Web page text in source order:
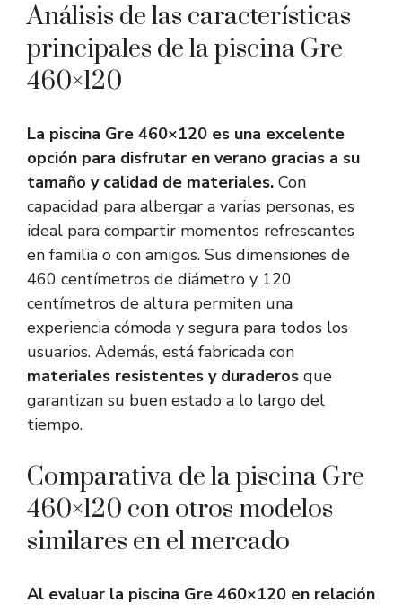
Análisis de las características
principales de la piscina Gre
460×120
La piscina Gre 460×120 es una excelente
opción para disfrutar en verano gracias a su
tamaño y calidad de materiales. Con
capacidad para albergar a varias personas, es
ideal para compartir momentos refrescantes
en familia o con amigos. Sus dimensiones de
460 centímetros de diámetro y 120
centímetros de altura permiten una
experiencia cómoda y segura para todos los
usuarios. Además, está fabricada con
materiales resistentes y duraderos que
garantizan su buen estado a lo largo del
tiempo.
Comparativa de la piscina Gre
460×120 con otros modelos
similares en el mercado
Al evaluar la piscina Gre 460×120 en relación